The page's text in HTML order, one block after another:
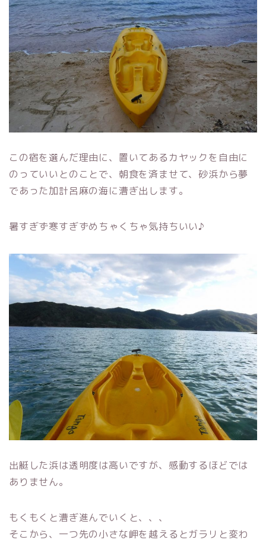
この宿を選んだ理由に、置いてあるカヤックを自由に
のっていいとのことで、朝食を済ませて、砂浜から夢
であった加計呂麻の海に漕ぎ出します。
暑すぎず寒すぎずめちゃくちゃ気持ちいい♪
出艇した浜は透明度は高いですが、感動するほどでは
ありません。
もくもくと漕ぎ進んでいくと、、、
そこから、一つ先の小さな岬を越えるとガラリと変わ